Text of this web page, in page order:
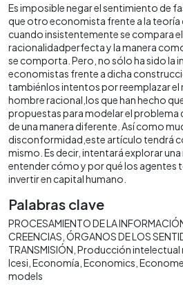
Es imposible negar el sentimiento de
que otro economista frente a la teoría
cuando insistentemente se compara
racionalidadperfecta y la manera
se comporta. Pero, no sólo ha sido la
economistas frente a dicha
tambiénlos intentos por reemplazar
hombre racional,los que han hecho
propuestas para modelar el problema
de una manera diferente. Así como
disconformidad,este artículo tendrá
mismo. Es decir, intentará explorar
entender cómo y por qué los agentes
invertir en capital humano.
Palabras clave
PROCESAMIENTO DE LA
CREENCIAS ÓRGANOS DE LOS
TRANSMISIÓN Producción intelectual
Icesi Economía Economics
models